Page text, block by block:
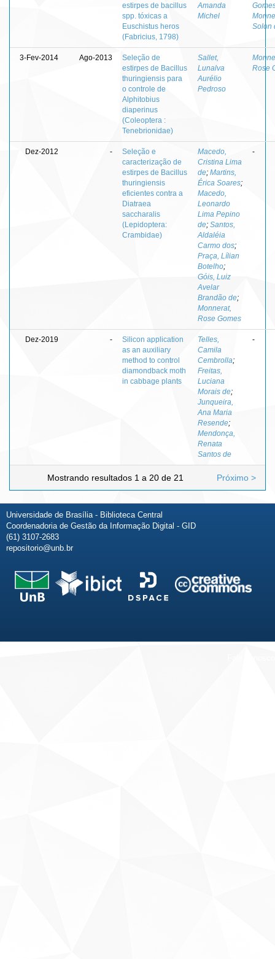
estirpes de bacillus
spp. tóxicas a
Euschistus heros
(Fabricius, 1798)
Amanda
Michel
Solon
3-Fev-2014 Ago-2013
Seleção de
estirpes de Bacillus
thuringiensis para
o controle de
Alphitobius
diaperinus
(Coleoptera :
Tenebrionidae)
Sallet,
Lunalva
Aurélio
Pedroso
Rose
Dez-2012 -
Seleção e
caracterização de
estirpes de Bacillus
thuringiensis
eficientes contra a
Diatraea
saccharalis
(Lepidoptera:
Crambidae)
Macedo,
Cristina Lima
de; Martins,
Érica Soares;
Macedo,
Leonardo
Lima Pepino
de; Santos,
Aldaléia
Carmo dos;
Praça, Lílian
Botelho;
Góis, Luiz
Avelar
Brandão de;
Monnerat,
Rose Gomes
-
Dez-2019 -
Silicon application
as an auxiliary
method to control
diamondback moth
in cabbage plants
Telles,
Camila
Cembrolla;
Freitas,
Luciana
Morais de;
Junqueira,
Ana Maria
Resende;
Mendonça,
Renata
Santos de
-
Mostrando resultados 1 a 20 de 21 Próximo >
Universidade de Brasília - Biblioteca Central
Coordenadoria de Gestão da Informação Digital - GID
(61) 3107-2683
repositorio@unb.br